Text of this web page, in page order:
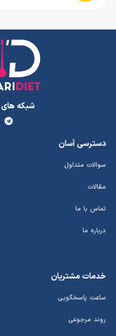
شبکه
دسترسی آسان
سوالات متداول
مقالات
تماس با ما
درباره ما
خدمات مشتریان
ساعت پاسخگویی
روند مرجوعی